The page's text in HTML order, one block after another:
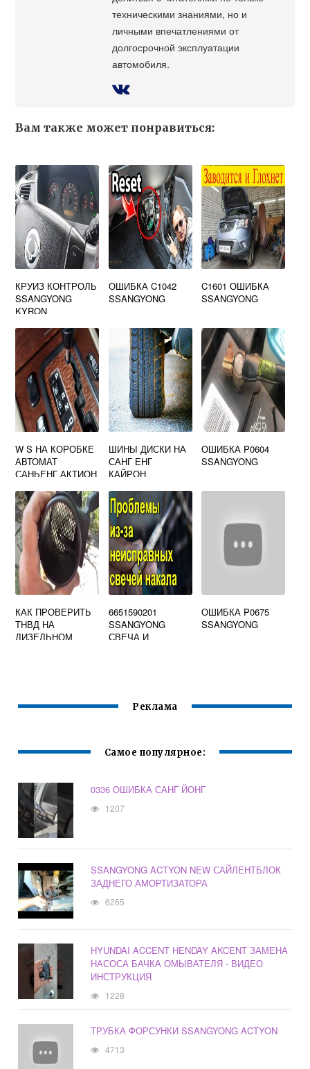
техническими знаниями, но и
личными впечатлениями от
долгосрочной эксплуатации
автомобиля.
Вам также может понравиться:
КРУИЗ КОНТРОЛЬ
SSANGYONG
KYRON
ОШИБКА C1042
SSANGYONG
C1601 ОШИБКА
SSANGYONG
W S НА КОРОБКЕ
АВТОМАТ
САНЬЕНГ АКТИОН
ШИНЫ ДИСКИ НА
САНГ ЕНГ
КАЙРОН
ОШИБКА P0604
SSANGYONG
КАК ПРОВЕРИТЬ
ТНВД НА
ДИЗЕЛЬНОМ
6651590201
SSANGYONG
СВЕЧА И
ОШИБКА P0675
SSANGYONG
Реклама
Самое популярное:
0336 ОШИБКА САНГ ЙОНГ
1207
SSANGYONG ACTYON NEW САЙЛЕНТБЛОК
ЗАДНЕГО АМОРТИЗАТОРА
6265
HYUNDAI ACCENT HENDAY AKCENT ЗАМЕНА
НАСОСА БАЧКА ОМЫВАТЕЛЯ - ВИДЕО
ИНСТРУКЦИЯ
1228
ТРУБКА ФОРСУНКИ SSANGYONG ACTYON
4713